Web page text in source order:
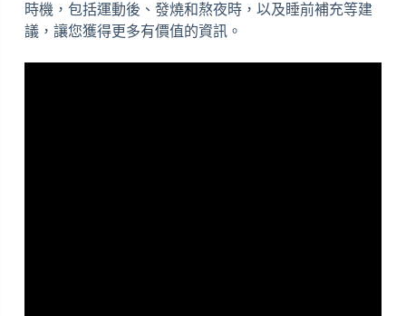
時機，包括運動後、發燒和熬夜時，以及睡前補充等建
議，讓您獲得更多有價值的資訊。